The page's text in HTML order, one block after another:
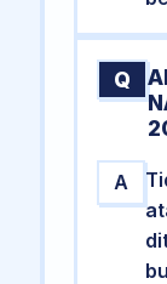
Q
A